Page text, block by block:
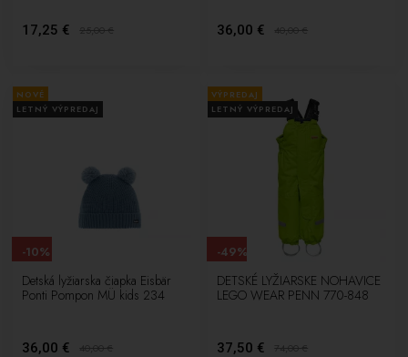
17,25 € 25,00€ 36,00 € 40,00€
NOVÉ
LETNÝ VÝPREDAJ
Detská lyžiarska čiapka Eisbär
Ponti Pompon MÜ kids 234
36,00 € 40,00€
-10%
VÝPREDAJ
LETNÝ VÝPREDAJ
DETSKÉ LYŽIARSKE NOHAVICE
LEGO WEAR PENN 770-848
37,50 € 74,00€
-49%